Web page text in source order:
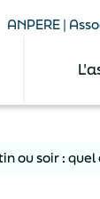
ANPERE |
ou soir :